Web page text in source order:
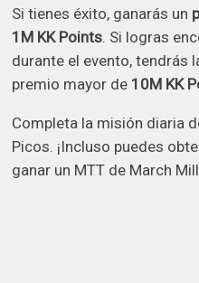
Si tienes éxito, ganarás un
1M KK Points . Si logras
durante el evento, tendrás
premio mayor de 10M KK
Completa la misión diaria
Picos. ¡Incluso puedes
ganar un MTT de March